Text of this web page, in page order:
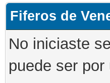
Fiferos de
No iniciaste
puede ser